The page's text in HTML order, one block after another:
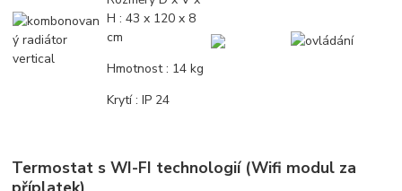
H : 43 x 120 x 8
cm
Hmotnost : 14 kg
Krytí : IP 24
Termostat s WI-FI technologií (Wifi modul za